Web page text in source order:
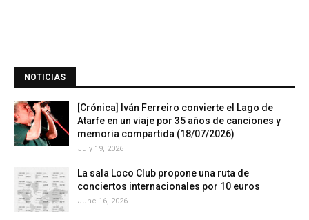
NOTICIAS
[Crónica] Iván Ferreiro convierte el Lago de
Atarfe en un viaje por 35 años de canciones y
memoria compartida (18/07/2026)
July 19, 2026
La sala Loco Club propone una ruta de
conciertos internacionales por 10 euros
June 16, 2026